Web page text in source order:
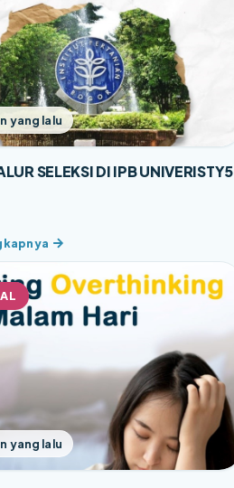
yang lalu
SELEKSI DI IPB UNIVERISTY5
yang lalu